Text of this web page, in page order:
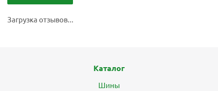
Загрузка отзывов...
Каталог
Шины